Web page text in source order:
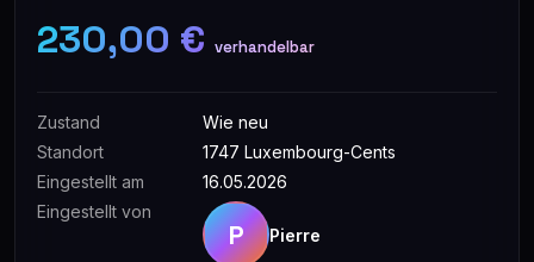
230,00 € verhandelbar
Zustand
Wie neu
Standort
1747 Luxembourg-Cents
Eingestellt am
16.05.2026
Eingestellt von
P Pierre